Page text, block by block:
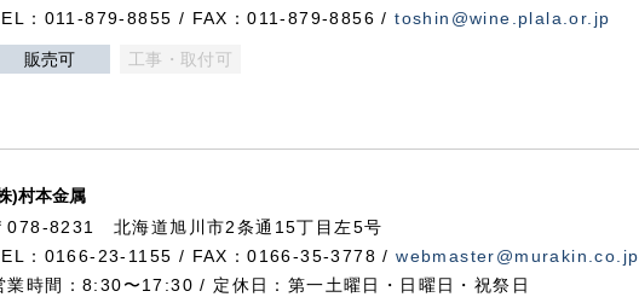
：011-879-8855 / FAX：011-879-8856 /toshin@wine.plala.or.jp
販売可 工事・取付可
)村本金属
078-8231 北海道旭川市2条通15丁目左5号
：0166-23-1155 / FAX：0166-35-3778 /webmaster@murakin.co.jp
業時間：8:30〜17:30 / 定休日：第一土曜日・日曜日・祝祭日